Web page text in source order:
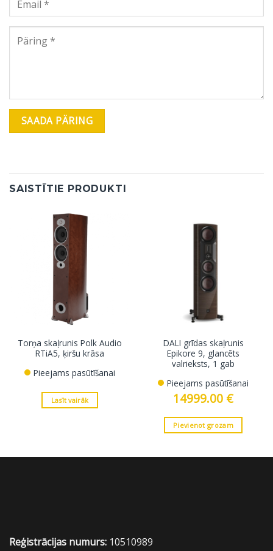
SAISTĪTIE PRODUKTI
Torņa skaļrunis Polk Audio
RTiA5, ķiršu krāsa
Pieejams pasūtīšanai
Lasīt vairāk
DALI grīdas skaļrunis
Epikore 9, glancēts
valrieksts, 1 gab
Pieejams pasūtīšanai
14999.00 €
Pievienot grozam
Reģistrācijas numurs: 10510989